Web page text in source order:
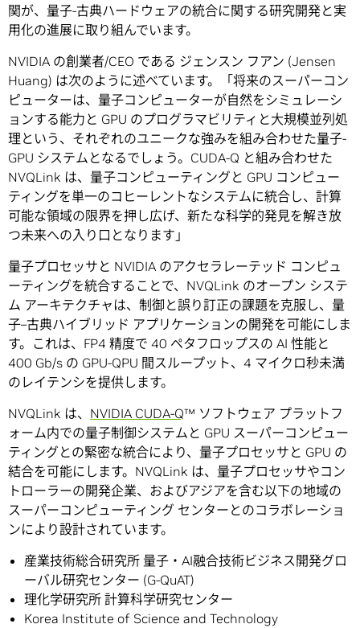
関が、量子-古典ハードウェアの統合に関する研究開発と実
用化の進展に取り組んでいます。
NVIDIA の創業者/CEO である ジェンスン フアン (Jensen
Huang) は次のように述べています。「将来のスーパーコン
ピューターは、量子コンピューターが自然をシミュレーシ
ョンする能力と GPU のプログラマビリティと大規模並列処
理という、それぞれのユニークな強みを組み合わせた量子-
GPU システムとなるでしょう。CUDA-Q と組み合わせた
NVQLink は、量子コンピューティングと GPU コンピュー
ティングを単一のコヒーレントなシステムに統合し、計算
可能な領域の限界を押し広げ、新たな科学的発見を解き放
つ未来への入り口となります」
量子プロセッサと NVIDIA のアクセラレーテッド コンピュ
ーティングを統合することで、NVQLink のオープン システ
ム アーキテクチャは、制御と誤り訂正の課題を克服し、量
子–古典ハイブリッド アプリケーションの開発を可能にしま
す。これは、FP4 精度で 40 ペタフロップスの AI 性能と
400 Gb/s の GPU-QPU 間スループット、4 マイクロ秒未満
のレイテンシを提供します。
NVQLink は、 NVIDIA CUDA-Q™ ソフトウェア プラットフ
ォーム内での量子制御システムと GPU スーパーコンピュー
ティングとの緊密な統合により、量子プロセッサと GPU の
結合を可能にします。NVQLink は、量子プロセッサやコン
トローラーの開発企業、およびアジアを含む以下の地域の
スーパーコンピューティング センターとのコラボレーショ
ンにより設計されています。
産業技術総合研究所 量子・AI融合技術ビジネス開発グロ
ーバル研究センター (G-QuAT)
理化学研究所 計算科学研究センター
Korea Institute of Science and Technology